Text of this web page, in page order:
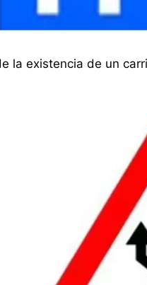
la existencia de un